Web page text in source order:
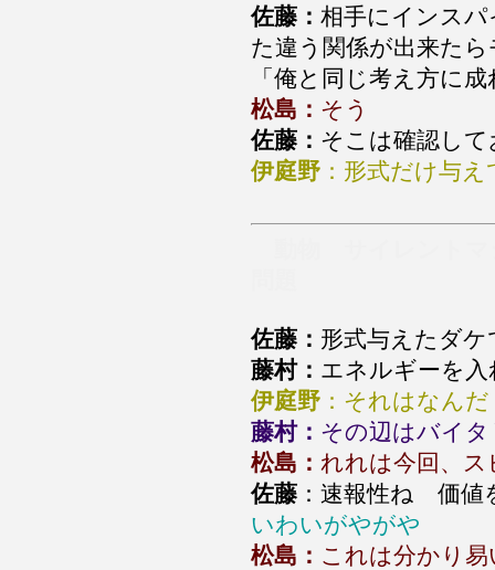
佐藤： 相手にインス
た違う関係が出来た
「俺と同じ考え方に
松島： そう
佐藤： そこは確認し
伊庭野 ：形式だけ与
佐藤： 形式与えたダ
藤村： エネルギーを入
伊庭野 ：それはなんだ
藤村： その辺はバイ
松島： れれは今回、
佐藤 ：速報性ね 価
いわいがやがや
松島： これは分かり